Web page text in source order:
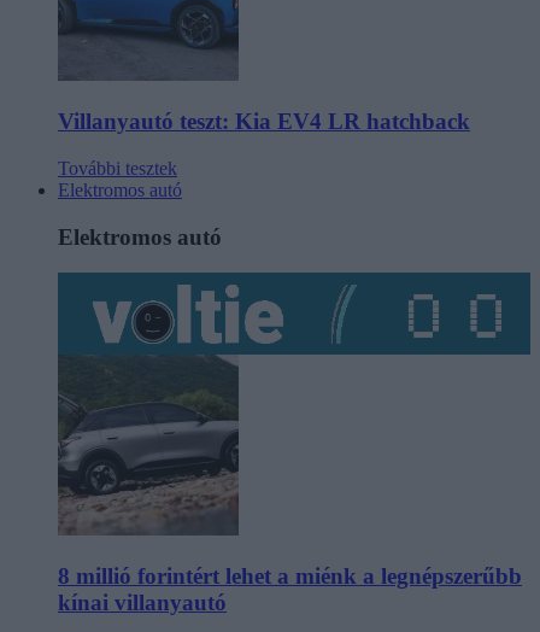
Villanyautó teszt: Kia EV4 LR hatchback
További tesztek
Elektromos autó
Elektromos autó
8 millió forintért lehet a miénk a legnépszerűbb
kínai villanyautó